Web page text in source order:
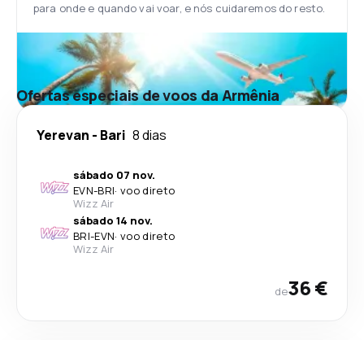
para onde e quando vai voar, e nós cuidaremos do resto.
Ofertas especiais de voos da Armênia
Yerevan - Bari 8 dias
sábado 07 nov.
EVN-BRI· voo direto
Wizz Air
sábado 14 nov.
BRI-EVN· voo direto
Wizz Air
de36 €